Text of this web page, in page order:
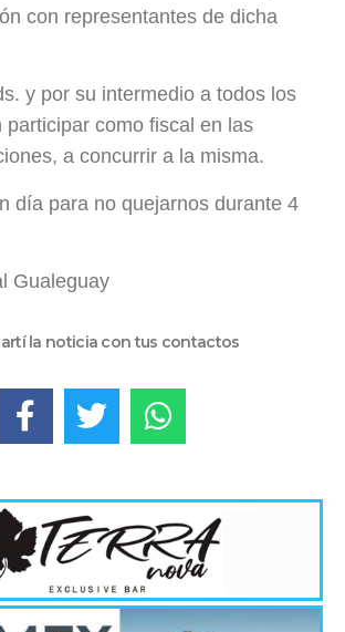
con representantes de dicha
y por su intermedio a todos los
participar como fiscal en las
a concurrir a la misma.
día para no quejarnos durante 4
Gualeguay
la noticia con tus contactos